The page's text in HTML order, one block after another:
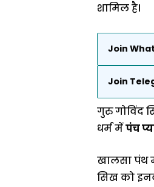
शामिल है।
Join
Join
गुरु गोविंद
धर्म मेंपंच
खालसा पंथ
सिख को